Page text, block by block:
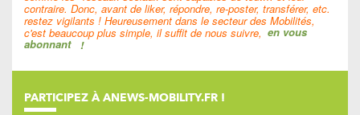
contraire. Donc, avant de liker, répondre, re-poster, transférer, etc.
restez vigilants ! Heureusement dans le secteur des Mobilités,
c'est beaucoup plus simple, il suffit de nous suivre, en vous
abonnant !
PARTICIPEZ À ANEWS-MOBILITY.FR !